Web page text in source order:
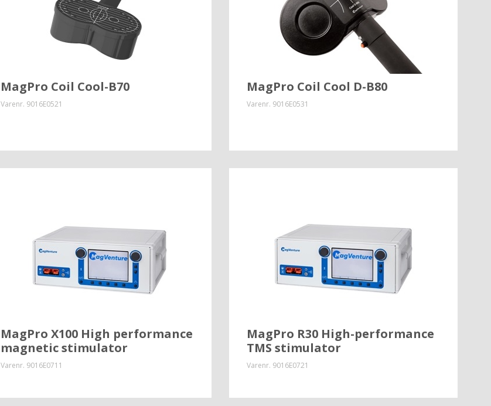
MagPro Coil Cool-B70
Varenr. 9016E0521
MagPro Coil Cool D-B80
Varenr. 9016E0531
MagPro X100 High performance
magnetic stimulator
Varenr. 9016E0711
MagPro R30 High-performance
TMS stimulator
Varenr. 9016E0721